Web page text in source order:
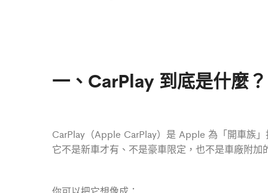
一、CarPlay 到底是什麼？
CarPlay（Apple CarPlay）是 Apple 為「開車族」
它不是新車才有、不是豪車限定，也不是車廠附加